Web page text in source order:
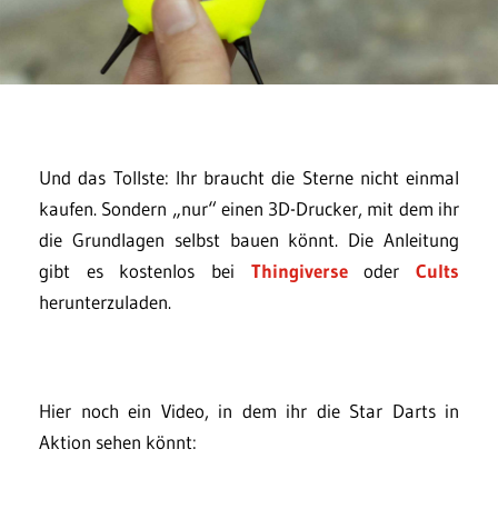
Und das Tollste: Ihr braucht die Sterne nicht einmal
kaufen. Sondern „nur“ einen 3D-Drucker, mit dem ihr
die Grundlagen selbst bauen könnt. Die Anleitung
gibt es kostenlos bei ThingiverseoderCults
herunterzuladen.
Hier noch ein Video, in dem ihr die Star Darts in
Aktion sehen könnt: